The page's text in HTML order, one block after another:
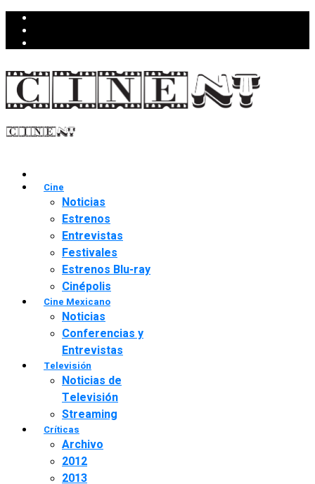
Cine
Noticias
Estrenos
Entrevistas
Festivales
Estrenos Blu-ray
Cinépolis
Cine Mexicano
Noticias
Conferencias y
Entrevistas
Televisión
Noticias de
Televisión
Streaming
Críticas
Archivo
2012
2013